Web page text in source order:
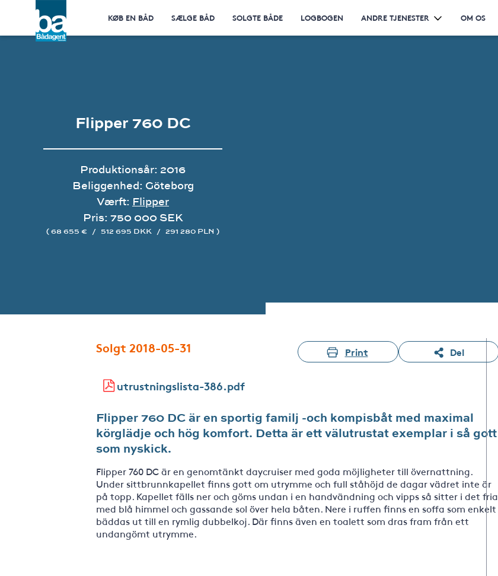
KØB EN BÅD SÆLGE BÅD SOLGTE BÅDE LOGBOGEN ANDRE TJENESTER OM OS
Flipper 760 DC
Produktionsår: 2016
Beliggenhed: Göteborg
Værft: Flipper
Pris: 750 000 SEK
( 68 655 € / 512 695 DKK / 291 280 PLN )
Solgt 2018-05-31 Print Del
utrustningslista-386.pdf
Flipper 760 DC är en sportig familj -och kompisbåt med maximal
körglädje och hög komfort. Detta är ett välutrustat exemplar i så gott
som nyskick.
Flipper 760 DC är en genomtänkt daycruiser med goda möjligheter till övernattning.
Under sittbrunnkapellet finns gott om utrymme och full ståhöjd de dagar vädret inte är
på topp. Kapellet fälls ner och göms undan i en handvändning och vipps så sitter i det fria
med blå himmel och gassande sol över hela båten. Nere i ruffen finns en soffa som enkelt
bäddas ut till en rymlig dubbelkoj. Där finns även en toalett som dras fram från ett
undangömt utrymme.